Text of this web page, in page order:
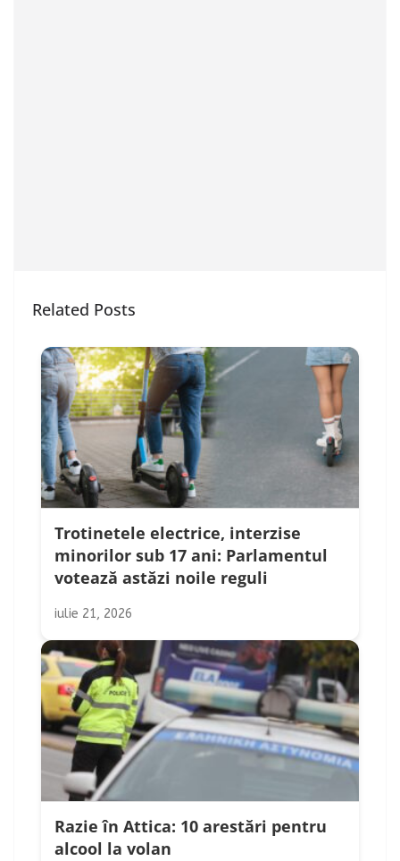
Related Posts
Trotinetele electrice, interzise
minorilor sub 17 ani: Parlamentul
votează astăzi noile reguli
iulie 21, 2026
Razie în Attica: 10 arestări pentru
alcool la volan